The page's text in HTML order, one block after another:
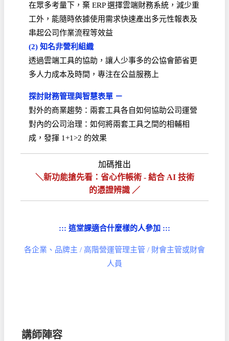
在眾多考量下，棄 ERP 選擇雲端財務系統，減少重
工外，能隨時依據使用需求快速產出多元性報表及
串起公司作業流程等效益
(2) 知名非營利組織
透過雲端工具的協助，讓人少事多的公協會節省更
多人力成本及時間，專注在公益服務上
探討財務管理與智慧表單 －
對外的商業趨勢：兩套工具各自如何協助公司運營
對內的公司治理：如何將兩套工具之間的相輔相
成，發揮 1+1>2 的效果
加碼推出
＼新功能搶先看：省心作帳術 - 結合 AI 技術
的憑證辨識 ／
::: 這堂課適合什麼樣的人參加 :::
各企業、品牌主 / 高階營運管理主管 / 財會主管或財會
人員
講師陣容